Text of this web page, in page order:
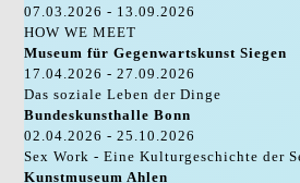
07.03.2026 - 13.09.2026
HOW WE MEET
Museum für Gegenwartskunst Siegen
17.04.2026 - 27.09.2026
Das soziale Leben der Dinge
Bundeskunsthalle Bonn
02.04.2026 - 25.10.2026
Sex Work - Eine Kulturgeschichte der
Kunstmuseum Ahlen